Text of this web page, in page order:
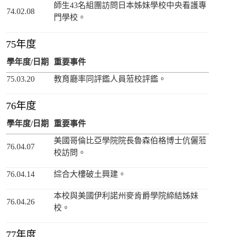
74.02.08
師生43名組團訪問日本姊妹學校中央看護專
門學校。
75年度
學年度/日期
重要事件
75.03.20
教育廳率同評鑑人員蒞校評鑑。
76年度
學年度/日期 重要事件
76.04.07
美國哥倫比亞學院院長魯森伯格博士伉儷蒞
校訪問。
76.04.14 綜合大樓破土興建。
76.04.26
本校與美國伊利諾州麥肯爵學院締結姊妹
校。
77年度